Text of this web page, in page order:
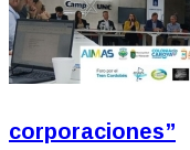
corporaciones”